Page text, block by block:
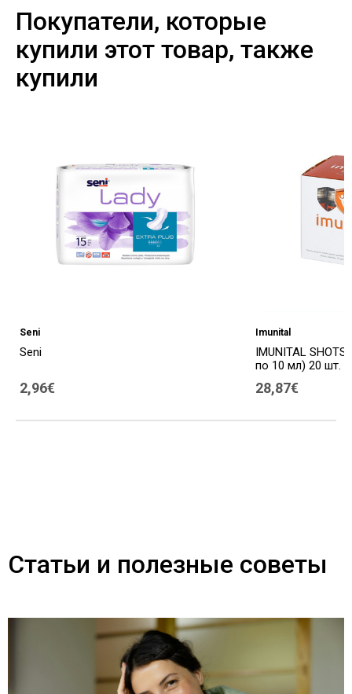
Покупатели, которые
купили этот товар, также
купили
Seni
Seni
2,96€
Imunital
IMUNITAL
по 10 мл) 20 шт.
28,87€
Статьи и полезные советы